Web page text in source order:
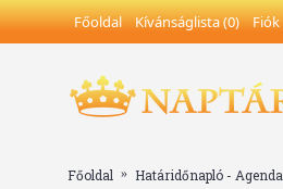
Főoldal Kívánságlista (0) Fiók
Főoldal Határidőnapló - Agenda